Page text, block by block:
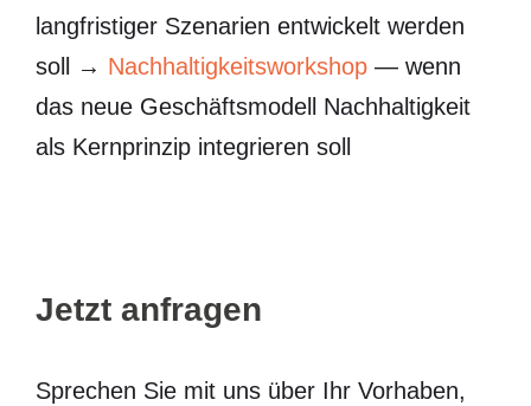
langfristiger Szenarien entwickelt werden
soll → Nachhaltigkeitsworkshop — wenn
das neue Geschäftsmodell Nachhaltigkeit
als Kernprinzip integrieren soll
Jetzt anfragen
Sprechen Sie mit uns über Ihr Vorhaben,